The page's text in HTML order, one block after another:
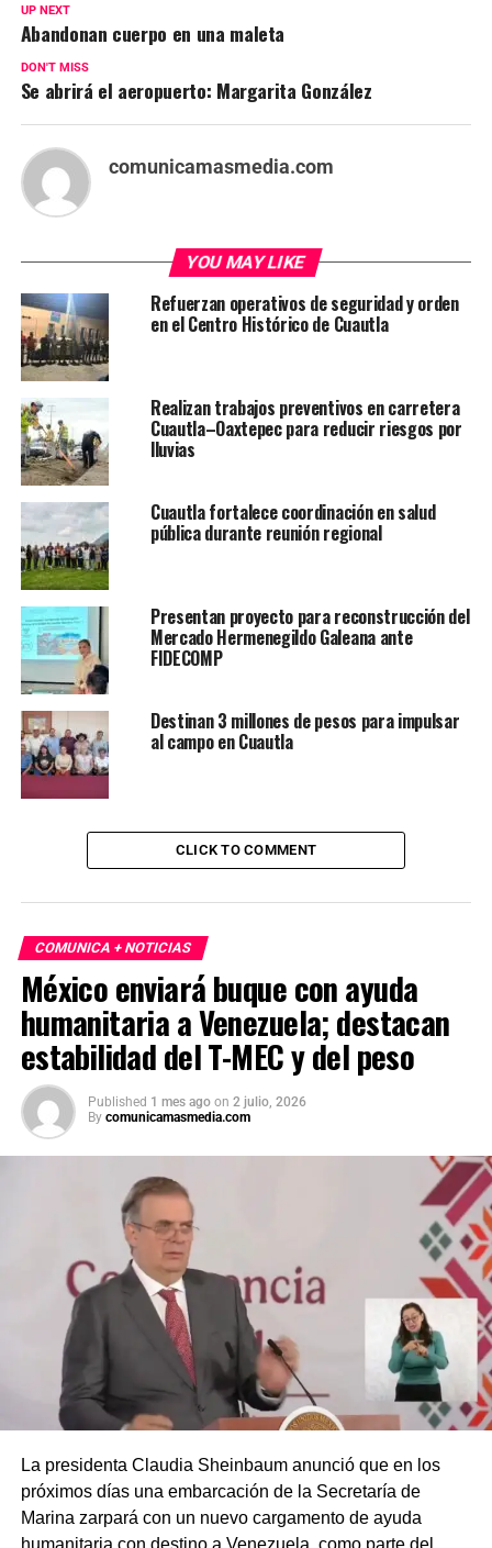
UP NEXT
Abandonan cuerpo en una maleta
DON'T MISS
Se abrirá el aeropuerto: Margarita González
comunicamasmedia.com
YOU MAY LIKE
Refuerzan operativos de seguridad y orden
en el Centro Histórico de Cuautla
Realizan trabajos preventivos en carretera
Cuautla–Oaxtepec para reducir riesgos por
lluvias
Cuautla fortalece coordinación en salud
pública durante reunión regional
Presentan proyecto para reconstrucción del
Mercado Hermenegildo Galeana ante
FIDECOMP
Destinan 3 millones de pesos para impulsar
al campo en Cuautla
CLICK TO COMMENT
COMUNICA + NOTICIAS
México enviará buque con ayuda
humanitaria a Venezuela; destacan
estabilidad del T-MEC y del peso
Published 1 mes ago on 2 julio, 2026
By comunicamasmedia.com
La presidenta Claudia Sheinbaum anunció que en los
próximos días una embarcación de la Secretaría de
Marina zarpará con un nuevo cargamento de ayuda
humanitaria con destino a Venezuela, como parte del